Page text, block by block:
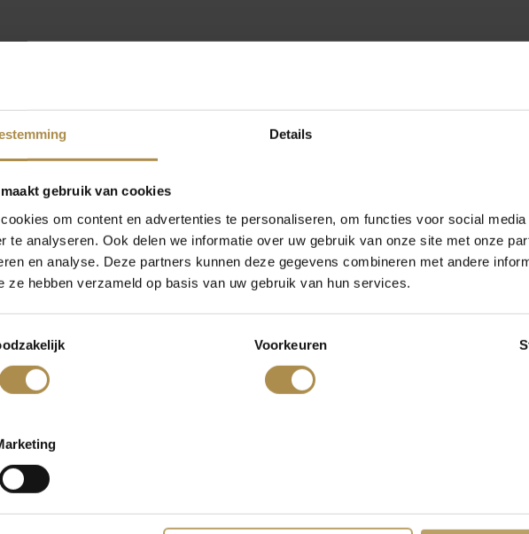
Details
gebruik van cookies
om content en advertenties te personaliseren, om functies voor social
te analyseren. Ook delen we informatie over uw gebruik van onze site met onze
en analyse. Deze partners kunnen deze gegevens combineren met andere
ze hebben verzameld op basis van uw gebruik van hun services.
Voorkeuren